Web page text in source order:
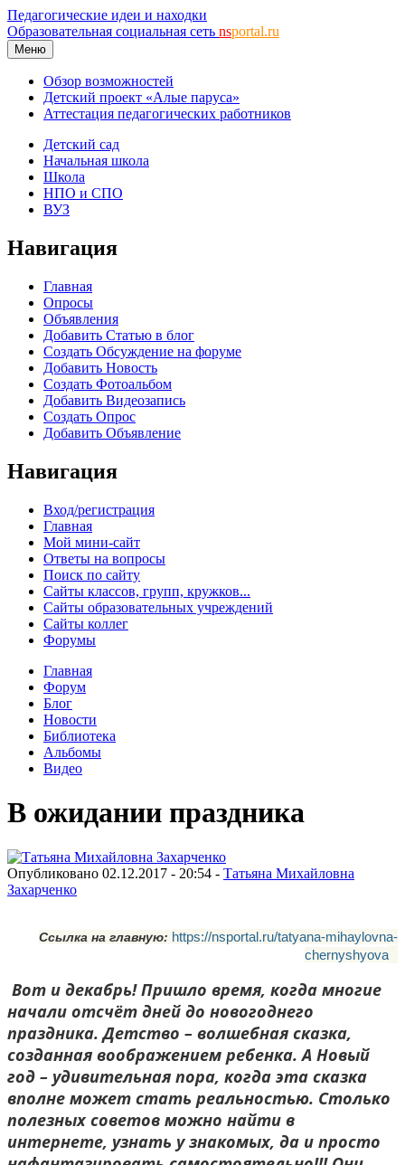
Педагогические идеи и находки
Образовательная социальная сеть nsportal.ru
Меню
Обзор возможностей
Детский проект «Алые паруса»
Аттестация педагогических работников
Детский сад
Начальная школа
Школа
НПО и СПО
ВУЗ
Навигация
Главная
Опросы
Объявления
Добавить Статью в блог
Создать Обсуждение на форуме
Добавить Новость
Создать Фотоальбом
Добавить Видеозапись
Создать Опрос
Добавить Объявление
Навигация
Вход/регистрация
Главная
Мой мини-сайт
Ответы на вопросы
Поиск по сайту
Сайты классов, групп, кружков...
Сайты образовательных учреждений
Сайты коллег
Форумы
Главная
Форум
Блог
Новости
Библиотека
Альбомы
Видео
В ожидании праздника
Опубликовано 02.12.2017 - 20:54 - Татьяна Михайловна
Захарченко
Ссылка на главную: https://nsportal.ru/tatyana-mihaylovna-
chernyshyova
Вот и декабрь! Пришло время, когда многие
начали отсчёт дней до новогоднего
праздника. Детство – волшебная сказка,
созданная воображением ребенка. А Новый
год – удивительная пора, когда эта сказка
вполне может стать реальностью. Столько
полезных советов можно найти в
интернете, узнать у знакомых, да и просто